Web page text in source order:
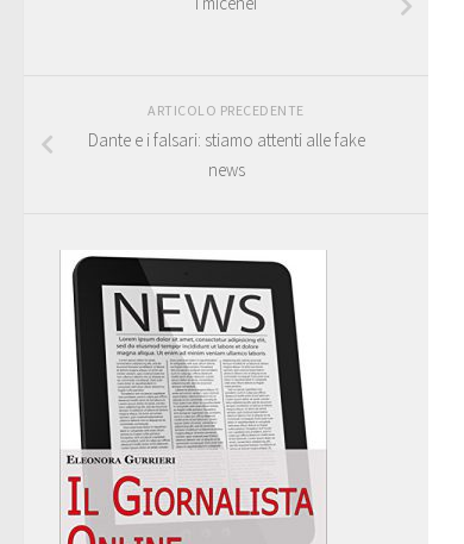
ARTICOLO PRECEDENTE
Dante e i falsari: stiamo attenti alle fake
news